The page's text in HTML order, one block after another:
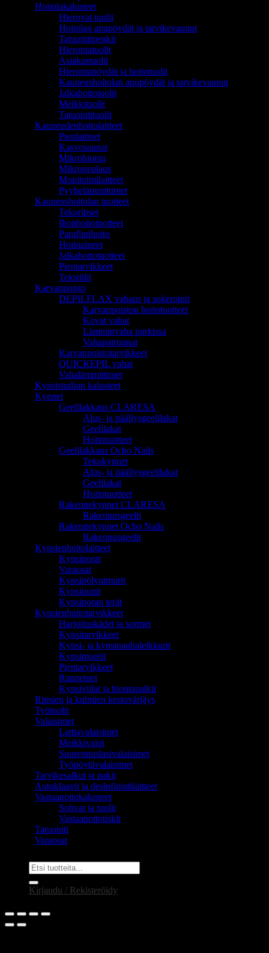
Hoitolakalusteet
Hierovat tuolit
Hoitolan apupöydät ja tarvikevaunut
Tatuointipenkit
Hierontatuolit
Asiakastuolit
Hierontapöydät ja hoitotuolit
Kauneushoitolan apupöydät ja tarvikevaunut
Jalkahoitotuolit
Meikkituolit
Tatuointituolit
Kauneudenhoitolaitteet
Pienlaitteet
Kasvosaunat
Mikrohionta
Mikroneulaus
Monitoimilaitteet
Pyyhelämmittimet
Kauneushoitolan tuotteet
Tekoripset
Ihonhoitotuotteet
Parafiinihoito
Hoitoaineet
Jalkahoitotuotteet
Pientarvikkeet
Tekstiilit
Karvanpoisto
DEPILFLAX vahaus ja sokerointi
Karvanpoiston hoitotuotteet
Kovat vahat
Lämminvaha purkissa
Vahapatruunat
Karvanpoistotarvikkeet
QUICKEPIL vahat
Vahalämmittimet
Kynsistudion kalusteet
Kynnet
Geelilakkaus CLARESA
Alus- ja päällysgeelilakat
Geelilakat
Hoitotuotteet
Geelilakkaus Ocho Nails
Tekokynnet
Alus- ja päällysgeelilakat
Geelilakat
Hoitotuotteet
Rakennekynnet CLARESA
Rakennusgeelit
Rakennekynnet Ocho Nails
Rakennusgeelit
Kynsienhoitolaitteet
Kynsiporat
Varaosat
Kynsipölynimurit
Kynsiuunit
Kynsiporan terät
Kynsienhoitotarvikkeet
Harjoituskädet ja sormet
Kynsitarvikkeet
Kynsi- ja kynsinauhaleikkurit
Kynsimuotit
Pientarvikkeet
Rannetuet
Kynsiviilat ja hiontapalkit
Ripsien ja kulmien kestovärjäys
Työtuolit
Valaisimet
Lattiavalaisimet
Meikkivalot
Suurennuslasivalaisimet
Työpöytävalaisimet
Tarvikesalkut ja pakit
Autoklaavit ja desinfiointilaitteet
Vastaanottokalusteet
Sohvat ja tuolit
Vastaanottotiskit
Tatuointi
Varaosat
Etsi:
Kirjaudu / Rekisteröidy